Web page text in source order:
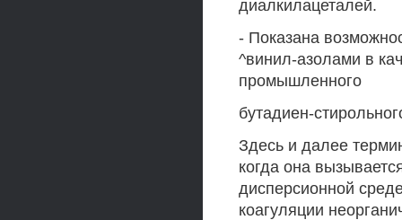
диалкилацеталей.
- Показана
^винил-азолами в
промышленного
бутадиен-
Здесь и далее
когда она
дисперсионной
коагуляции